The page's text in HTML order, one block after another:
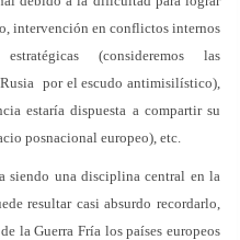
intervención en conflictos internos
(consideremos las
Rusia por el escudo antimisilístico),
estaría dispuesta a compartir su
posnacional europeo), etc.
siendo una disciplina central en la
resultar casi absurdo recordarlo,
la Guerra Fría los países europeos